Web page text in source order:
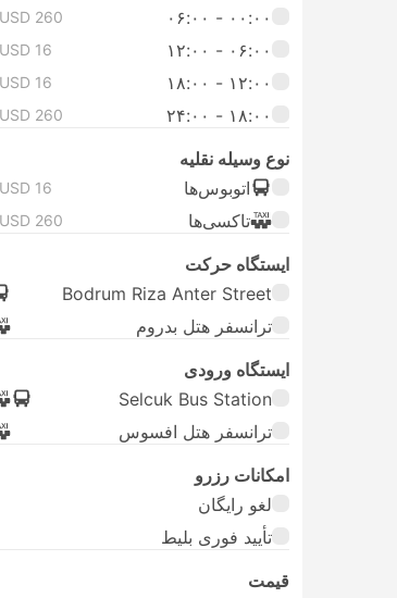
۰۰:۰۰ - ۰۶:۰۰
USD 260+
۰۶:۰۰ - ۱۲:۰۰ USD 16+
۱۲:۰۰ - ۱۸:۰۰ USD 16+
۱۸:۰۰ - ۲۴:۰۰ USD 260+
نوع وسیله نقلیه
اتوبوس‌ها
USD 16+
تاکسی‌ها USD 260+
ایستگاه حرکت
Bodrum Riza Anter Street
ترانسفر هتل بدروم
ایستگاه ورودی
Selcuk Bus Station
ترانسفر هتل افسوس
امکانات رزرو
لغو رایگان
تأیید فوری بلیط
قیمت